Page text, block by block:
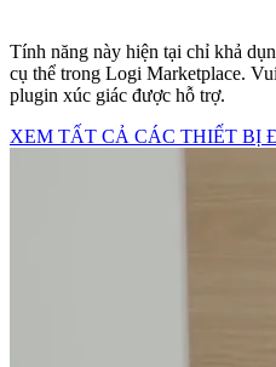
Tính năng này hiện tại chỉ khả
cụ thể trong Logi Marketplace.
plugin xúc giác được hỗ trợ.
XEM TẤT CẢ CÁC THIẾT BỊ